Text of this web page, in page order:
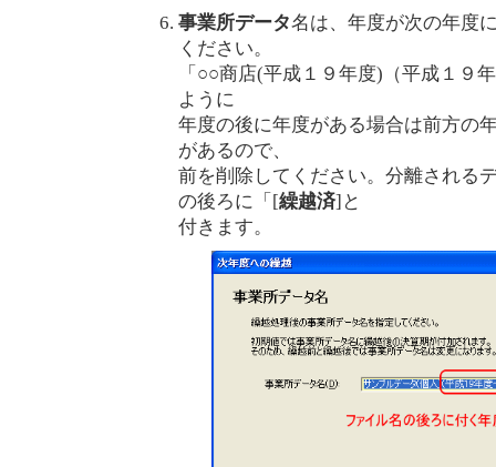
事業所データ名は、年度が次の年度
ください。
「○○商店(平成１９年度)（平成１９
ように
年度の後に年度がある場合は前方の
があるので、
前を削除してください。分離される
の後ろに「[繰越済]と
付きます。